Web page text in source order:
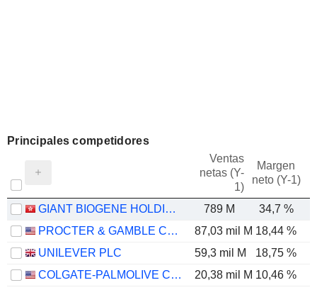
Principales competidores
Ventas
netas (Y-
1)
Margen
neto (Y-1)
GIANT BIOGENE HOLDING CO., LTD. 789 M 34,7 %
PROCTER & GAMBLE COMPANY
87,03 mil M 18,44 %
UNILEVER PLC
59,3 mil M 18,75 %
COLGATE-PALMOLIVE COMPANY
20,38 mil M 10,46 %